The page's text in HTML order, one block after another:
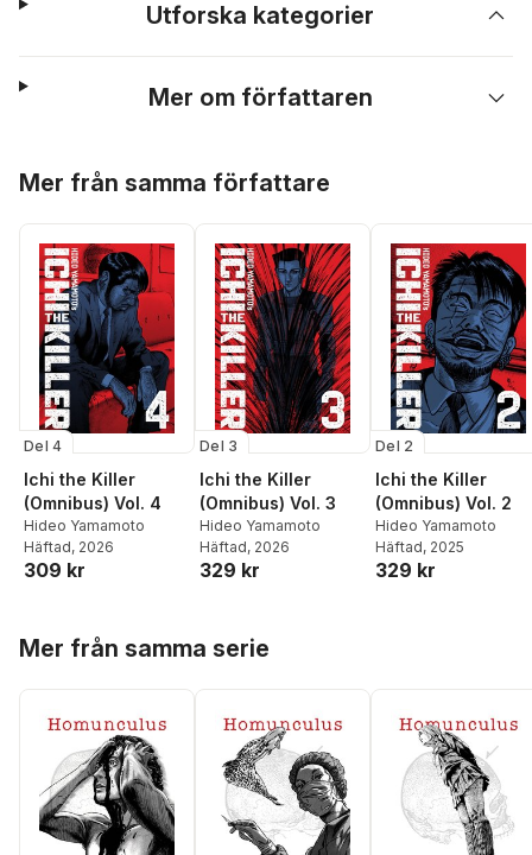
Utforska kategorier
Mer om författaren
Mer från samma författare
Del 4
Ichi the Killer
(Omnibus) Vol. 4
Hideo Yamamoto
Häftad, 2026
309 kr
Del 3
Ichi the Killer
(Omnibus) Vol. 3
Hideo Yamamoto
Häftad, 2026
329 kr
Del 2
Ichi the Killer
(Omnibus) Vol. 2
Hideo Yamamoto
Häftad, 2025
329 kr
Mer från samma serie